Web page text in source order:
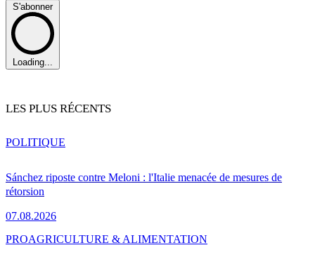
S'abonner
Loading...
LES PLUS RÉCENTS
Sánchez riposte contre Meloni : l'Italie menacée de mesures de
rétorsion
07.08.2026
POLITIQUE
PROAGRICULTURE & ALIMENTATION